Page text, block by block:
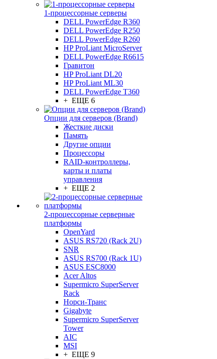
1-процессорные серверы
DELL PowerEdge R360
DELL PowerEdge R250
DELL PowerEdge R260
HP ProLiant MicroServer
DELL PowerEdge R6615
Гравитон
HP ProLiant DL20
HP ProLiant ML30
DELL PowerEdge T360
+ ЕЩЕ 6
Опции для серверов (Brand)
Жесткие диски
Память
Другие опции
Процессоры
RAID-контроллеры,
карты и платы
управления
+ ЕЩЕ 2
2-процессорные серверные
платформы
OpenYard
ASUS RS720 (Rack 2U)
SNR
ASUS RS700 (Rack 1U)
ASUS ESC8000
Acer Altos
Supermicro SuperServer
Rack
Норси-Транс
Gigabyte
Supermicro SuperServer
Tower
AIC
MSI
+ ЕЩЕ 9